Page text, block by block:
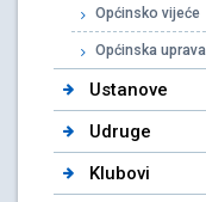
Općinsko vijeće
Općinska uprava
Ustanove
Udruge
Klubovi